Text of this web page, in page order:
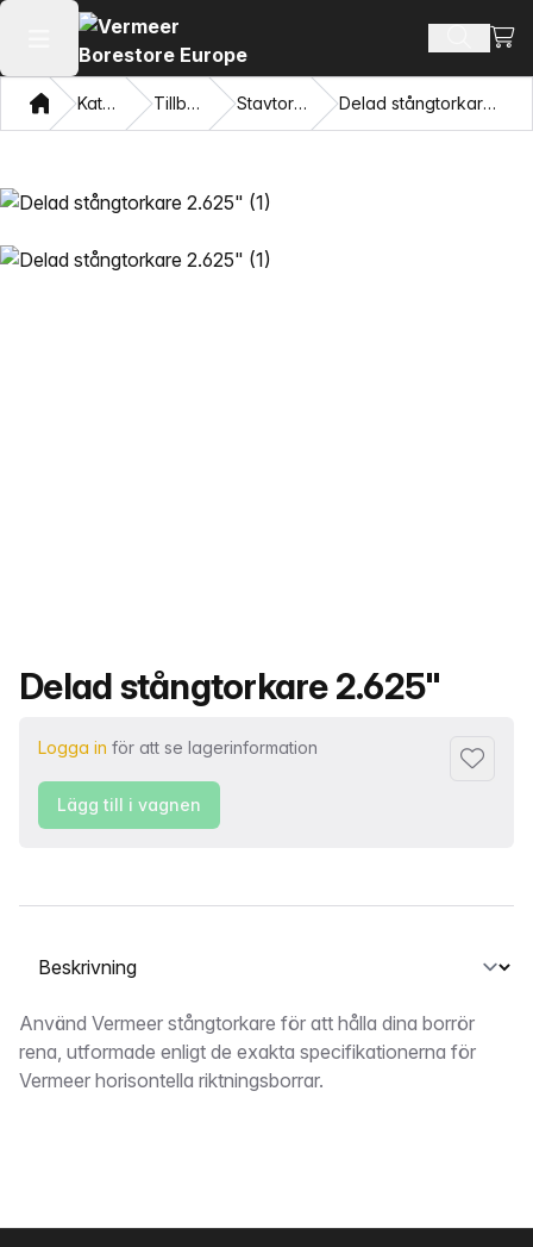
Öppna huvudmenyn Sök
Hem Katalog Tillbehör Stavtorkare Delad stångtorkare 2.625"
Produktnamn
Delad stångtorkare 2.625"
Logga in för att se lagerinformation
Lägg
Lägg till i vagnen
Välj en flik
Beskrivning
Använd Vermeer stångtorkare för att hålla dina borrör
rena, utformade enligt de exakta specifikationerna för
Vermeer horisontella riktningsborrar.